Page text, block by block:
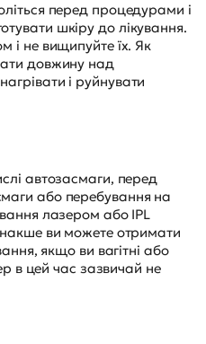
перед процедурами і
шкіру до лікування.
і не вищипуйте їх. Як
довжину над
і руйнувати
автозасмаги, перед
або перебування на
лазером або IPL
ви можете отримати
якщо ви вагітні або
в цей час зазвичай не